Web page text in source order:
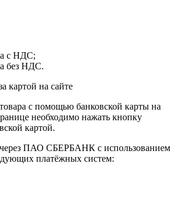
с НДС;
без НДС.
картой на сайте
с помощью банковской карты на
необходимо нажать кнопку
картой.
через ПАО СБЕРБАНК с использованием
платёжных систем: